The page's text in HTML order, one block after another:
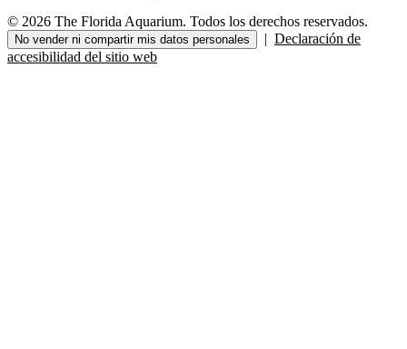
© 2026 The Florida Aquarium. Todos los derechos reservados.
No vender ni compartir mis datos personales | Declaración de
accesibilidad del sitio web